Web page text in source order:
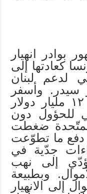
ظهور بوادر انهيار
كعادتها إلى
لدعم لبنان
سيدر. وأسفر
المؤتمر عن جمع حوالي ١٢ مليار دولار
للحؤول دون
المتّحدة ضغطت
دفع ما تطوّعت
جدّية في
إلى نهب
وبطبيعة
إلى الانهيار